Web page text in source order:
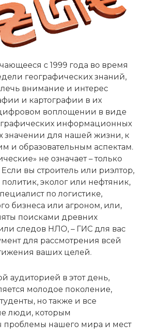
с 1999 года во время
географических знаний,
внимание и интерес
и картографии в их
воплощении в виде
информационных
значении для нашей жизни, к
и образовательным аспектам.
не означает – только
вы строитель или риэлтор,
эколог или нефтяник,
по логистике,
бизнеса или агроном, или,
поисками древних
следов НЛО, – ГИС для вас
для рассмотрения всей
ваших целей.
аудиторией в этот день,
молодое поколение,
но также и все
люди, которым
проблемы нашего мира и мест